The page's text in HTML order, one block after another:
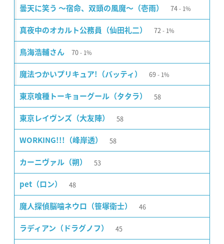
曇天に笑う 〜宿命、双頭の風魔〜（壱雨） 74 1%
真夜中のオカルト公務員（仙田礼二） 72 1%
鳥海浩輔さん 70 1%
魔法つかいプリキュア!（バッティ） 69 1%
東京喰種トーキョーグール（タタラ） 58
東京レイヴンズ（大友陣） 58
WORKING!!!（峰岸透） 58
カーニヴァル（朔） 53
pet（ロン） 48
魔人探偵脳噛ネウロ（笹塚衛士） 46
ラディアン（ドラグノフ） 45